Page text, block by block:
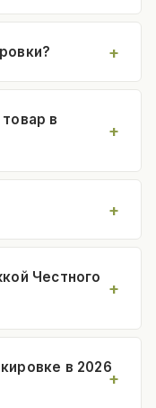
в
Честного
в 2026